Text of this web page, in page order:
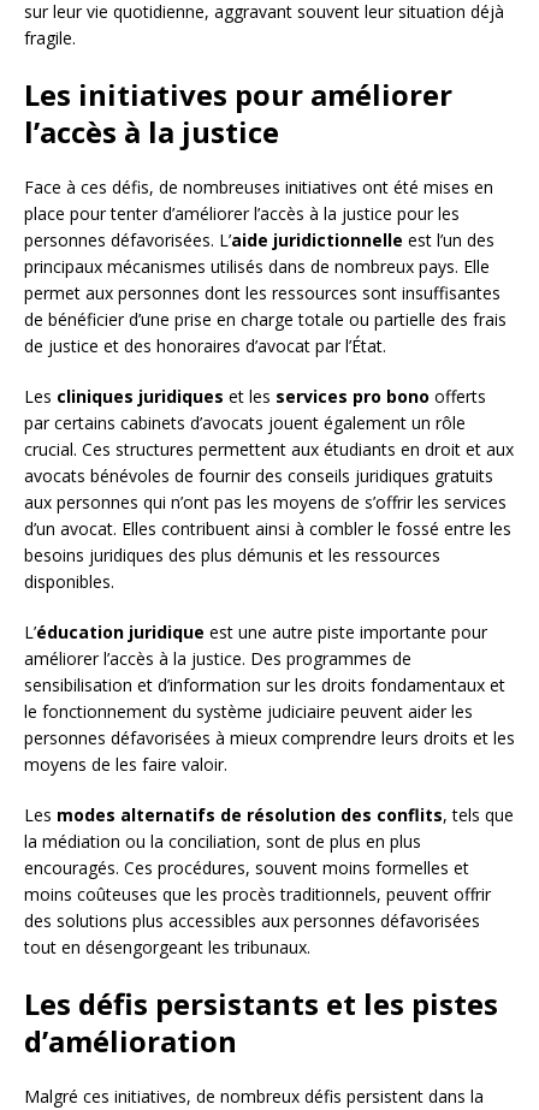
sur leur vie quotidienne, aggravant souvent leur situation déjà
fragile.
Les initiatives pour améliorer
l’accès à la justice
Face à ces défis, de nombreuses initiatives ont été mises en
place pour tenter d’améliorer l’accès à la justice pour les
personnes défavorisées. L’aide juridictionnelle est l’un des
principaux mécanismes utilisés dans de nombreux pays. Elle
permet aux personnes dont les ressources sont insuffisantes
de bénéficier d’une prise en charge totale ou partielle des frais
de justice et des honoraires d’avocat par l’État.
Les cliniques juridiques et les services pro bono offerts
par certains cabinets d’avocats jouent également un rôle
crucial. Ces structures permettent aux étudiants en droit et aux
avocats bénévoles de fournir des conseils juridiques gratuits
aux personnes qui n’ont pas les moyens de s’offrir les services
d’un avocat. Elles contribuent ainsi à combler le fossé entre les
besoins juridiques des plus démunis et les ressources
disponibles.
L’éducation juridique est une autre piste importante pour
améliorer l’accès à la justice. Des programmes de
sensibilisation et d’information sur les droits fondamentaux et
le fonctionnement du système judiciaire peuvent aider les
personnes défavorisées à mieux comprendre leurs droits et les
moyens de les faire valoir.
Les modes alternatifs de résolution des conflits, tels que
la médiation ou la conciliation, sont de plus en plus
encouragés. Ces procédures, souvent moins formelles et
moins coûteuses que les procès traditionnels, peuvent offrir
des solutions plus accessibles aux personnes défavorisées
tout en désengorgeant les tribunaux.
Les défis persistants et les pistes
d’amélioration
Malgré ces initiatives, de nombreux défis persistent dans la